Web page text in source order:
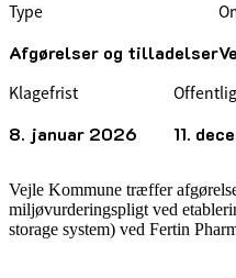
Type
Afgørelser og tilladelser
Klagefrist
8. januar 2026 11.
Vejle Kommune træffer
miljøvurderingspligt ved
storage system) ved Fertin